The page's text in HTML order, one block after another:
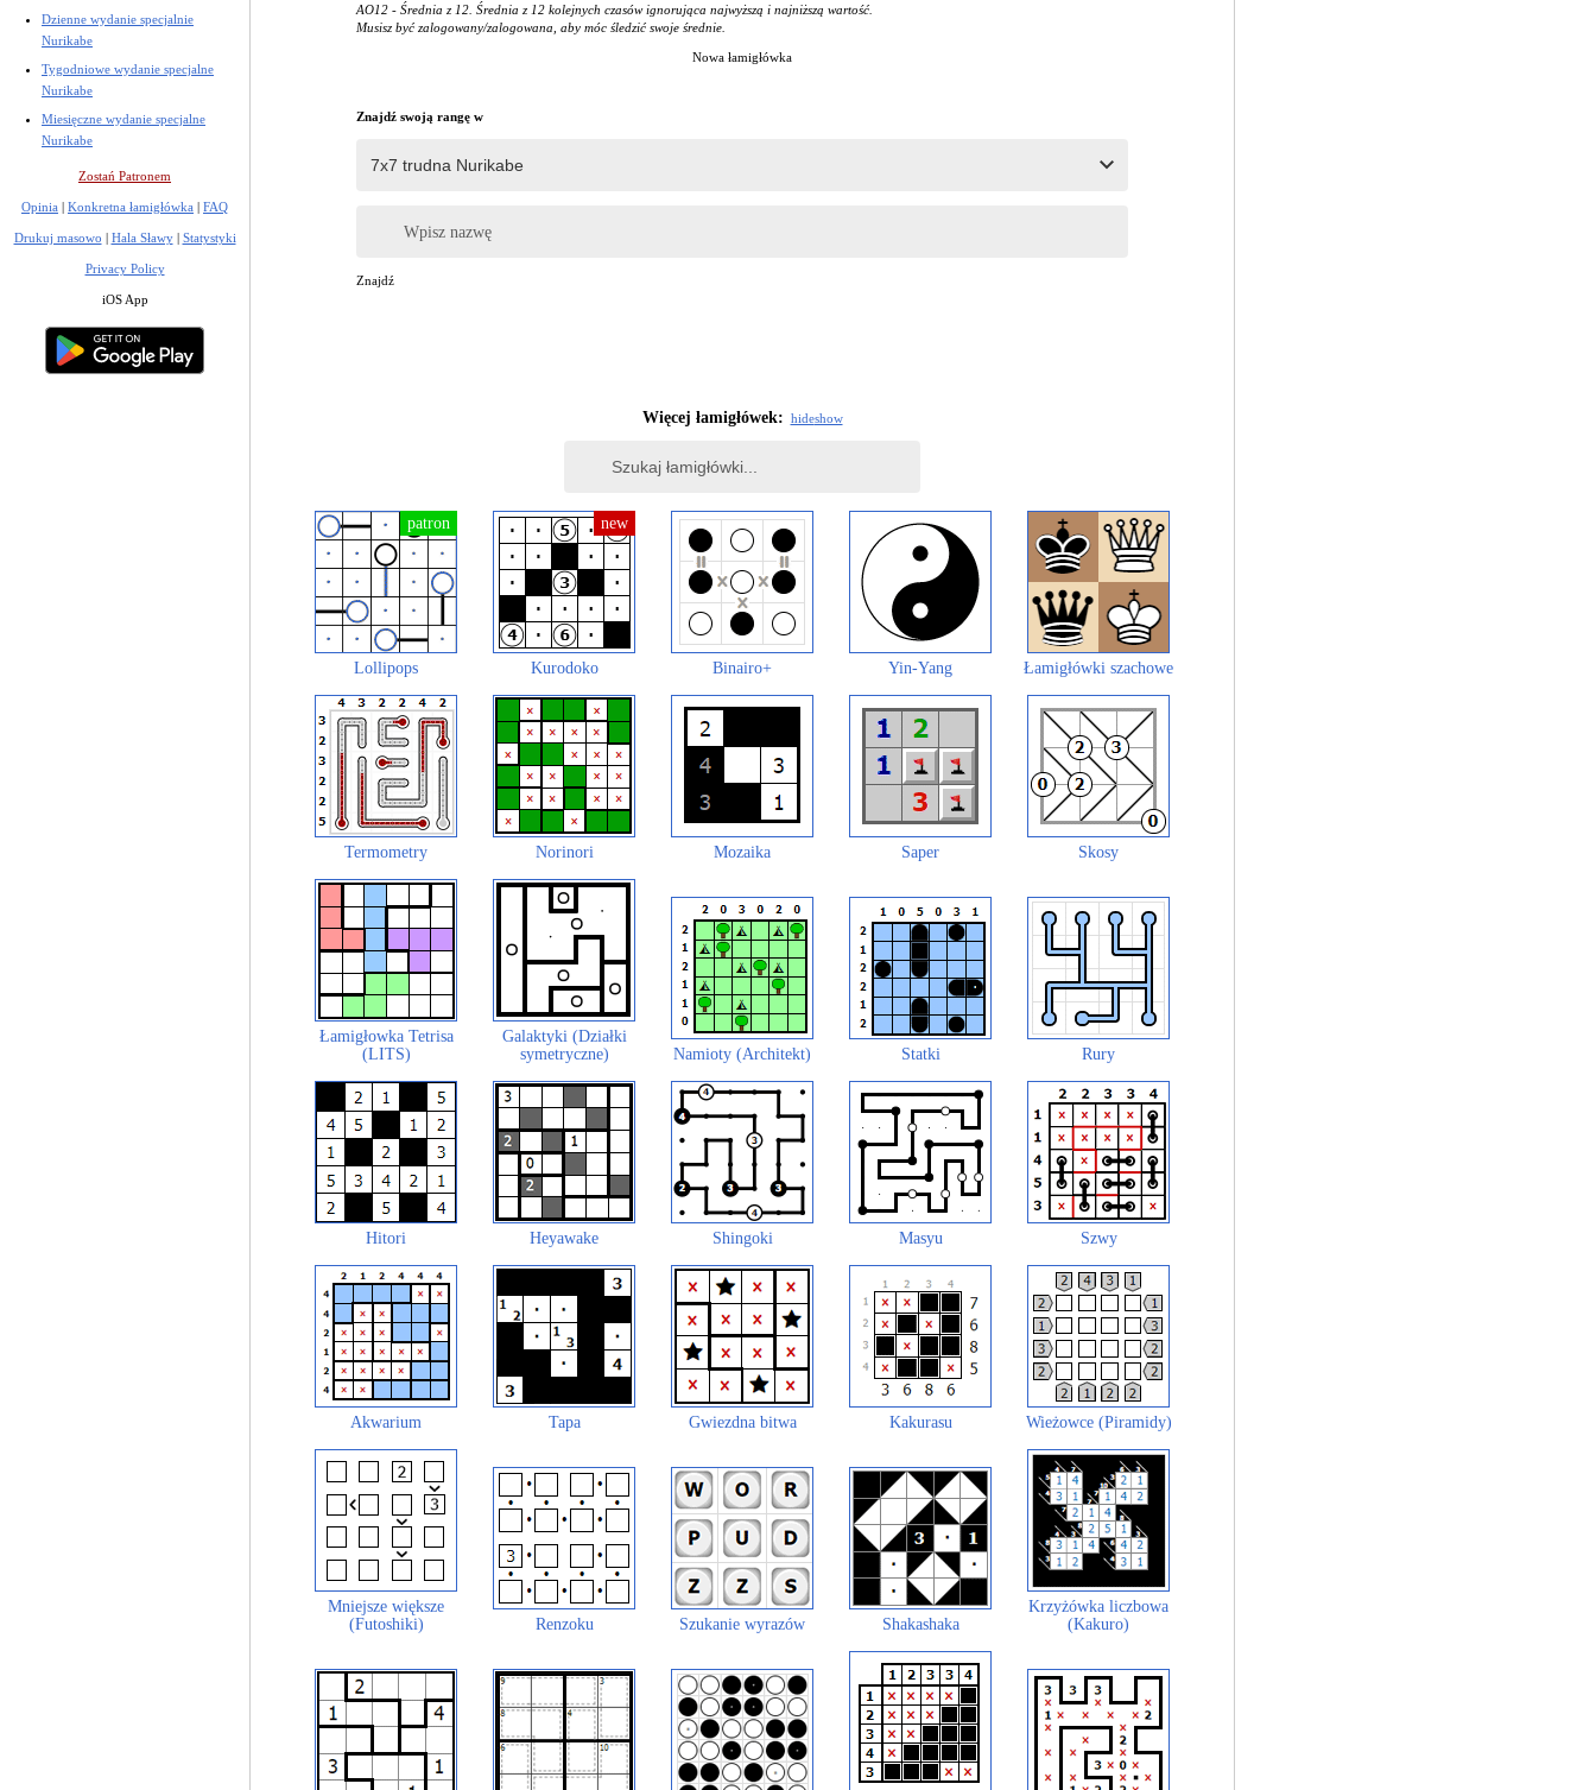
Dzienne wydanie specjalnie
Nurikabe
Tygodniowe wydanie specjalne
Nurikabe
Miesięczne wydanie specjalne
Nurikabe
Zostań Patronem
Opinia | Konkretna łamigłówka | FAQ
Drukuj masowo | Hala Sławy| Statystyki
Privacy Policy
iOS App
AO12 - Średnia z 12. Średnia z 12 kolejnych czasów ignorująca najwyższą i najniższą wartość.
Musisz być zalogowany/zalogowana, aby móc śledzić swoje średnie.
Nowa łamigłówka
Znajdź swoją rangę w
Wpisz nazwę
Znajdź
Więcej łamigłówek: hideshow
Lollipops Kurodoko Binairo+ Yin-Yang Łamigłówki szachowe
Termometry Norinori Mozaika Saper Skosy
Łamigłowka Tetrisa
(LITS)
Galaktyki (Działki
symetryczne)
Namioty (Architekt) Statki Rury
Hitori Heyawake Shingoki Masyu Szwy
Akwarium Tapa Gwiezdna bitwa Kakurasu Wieżowce (Piramidy)
Mniejsze większe
(Futoshiki)
Renzoku Szukanie wyrazów Shakashaka
Krzyżówka liczbowa
(Kakuro)